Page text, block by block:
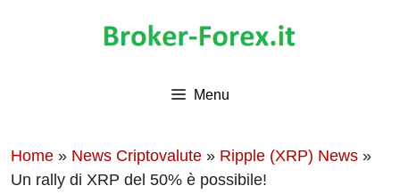
Menu
Home » News Criptovalute » Ripple (XRP) News »
Un rally di XRP del 50% è possibile!